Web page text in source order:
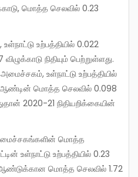
மொத்த செலவில் 0.23
நிதியும் பெற்றுள்ளது.
உள்நாட்டு உற்பத்தியில்
ஆண்டின் மொத்த செலவில் 0.098
2020-21 நிதியறிக்கையின்
உள்நாட்டு உற்பத்தியில் 0.23
ஆண்டுக்கான மொத்த செலவில் 1.72